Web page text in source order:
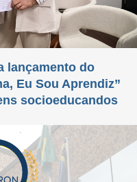
lançamento do
Eu Sou Aprendiz”
socioeducandos